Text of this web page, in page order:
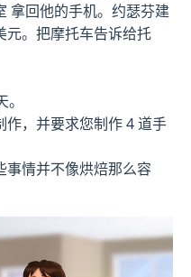
拿回他的手机。约瑟芬建
元。把摩托车告诉给托
作，并要求您制作 4 道手
事情并不像烘焙那么容